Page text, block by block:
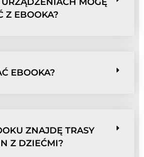
Z EBOOKA?
EBOOKA?
ZNAJDĘ TRASY
Z DZIEĆMI?